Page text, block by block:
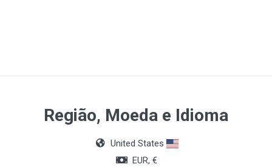
Região, Moeda e Idioma
United States
EUR, €